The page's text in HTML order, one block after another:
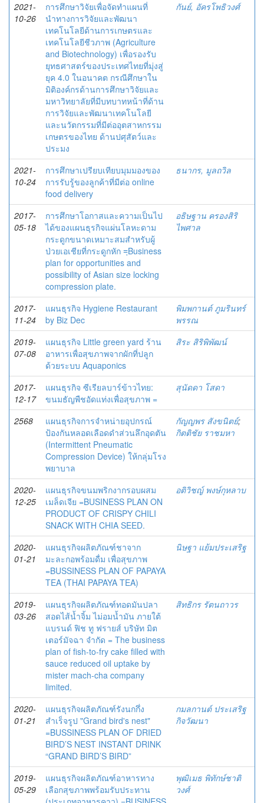
2021-
10-26
การศึกษาวิจัยเพื่อจัดทำแผนที่
นำทางการวิจัยและพัฒนา
เทคโนโลยีด้านการเกษตรและ
เทคโนโลยีชีวภาพ (Agriculture
and Biotechnology) เพื่อรองรับ
ยุทธศาสตร์ของประเทศไทยที่มุ่งสู่
ยุค 4.0 ในอนาคต กรณีศึกษาใน
มิติองค์กรด้านการศึกษาวิจัยและ
มหาวิทยาลัยที่มีบทบาทหน้าที่ด้าน
การวิจัยและพัฒนาเทคโนโลยี
และนวัตกรรมที่มีต่ออุตสาหกรรม
เกษตรของไทย ด้านปศุสัตว์และ
ประมง
กันย์, อัครโพธิวงศ์
2021-
10-24
การศึกษาเปรียบเทียบมุมมองของ
การรับรู้ของลูกค้าที่มีต่อ online
food delivery
ธนากร, มูลถวิล
2017-
05-18
การศึกษาโอกาสและความเป็นไป
ได้ของแผนธุรกิจแผ่นโลหะดาม
กระดูกขนาดเหมาะสมสำหรับผู้
ป่วยเอเชียที่กระดูกหัก =ฺBusiness
plan for opportunities and
possibility of Asian size locking
compression plate.
อธิษฐาน ครองสิริ
ไพศาล
2017-
11-24
แผนธุรกิจ Hygiene Restaurant
by Biz Dec
พิมพกานต์ ภูมรินทร์
พรรณ
2019-
07-08
แผนธุรกิจ Little green yard ร้าน
อาหารเพื่อสุขภาพจากผักที่ปลูก
ด้วยระบบ Aquaponics
สิระ สิริพิพัฒน์
2017-
12-17
แผนธุรกิจ ซีเรียลบาร์ข้าวไทย:
ขนมธัญพืชอัดแท่งเพื่อสุขภาพ =
สุนัดดา โสดา
2568
แผนธุรกิจการจำหน่ายอุปกรณ์
ป้องกันหลอดเลือดดำส่วนลึกอุดตัน
(Intermittent Pneumatic
Compression Device) ให้กลุ่มโรง
พยาบาล
กัญญพร สังขนิตย์;
กิตติชัย ราชมหา
2020-
12-25
แผนธุรกิจขนมพริกงากรอบผสม
เมล็ดเจีย =BUSINESS PLAN ON
PRODUCT OF CRISPY CHILI
SNACK WITH CHIA SEED.
อติวิชญ์ พงษ์กุหลาบ
2020-
01-21
แผนธุรกิจผลิตภัณฑ์ชาจาก
มะละกอพร้อมดื่ม เพื่อสุขภาพ
=BUSSINESS PLAN OF PAPAYA
TEA (THAI PAPAYA TEA)
นิษฐา แย้มประเสริฐ
2019-
03-26
แผนธุรกิจผลิตภัณฑ์ทอดมันปลา
สอดไส้น้ำจิ้ม ไม่อมน้ำมัน ภายใต้
แบรนด์ ฟิช ทู ฟรายส์ บริษัท มิต
เตอร์มัจฉา จำกัด = The business
plan of fish-to-fry cake filled with
sauce reduced oil uptake by
mister mach-cha company
limited.
สิทธิกร รัตนถาวร
2020-
01-21
แผนธุรกิจผลิตภัณฑ์รังนกกึ่ง
สำเร็จรูป "Grand bird's nest"
=BUSSINESS PLAN OF DRIED
BIRD’S NEST INSTANT DRINK
“GRAND BIRD’S BIRD”
กมลกานต์ ประเสริฐ
กิจวัฒนา
2019-
05-29
แผนธุรกิจผลิตภัณฑ์อาหารทาง
เลือกสุขภาพพร้อมรับประทาน
พุฒิเมธ พิทักษ์ชาติ
วงศ์